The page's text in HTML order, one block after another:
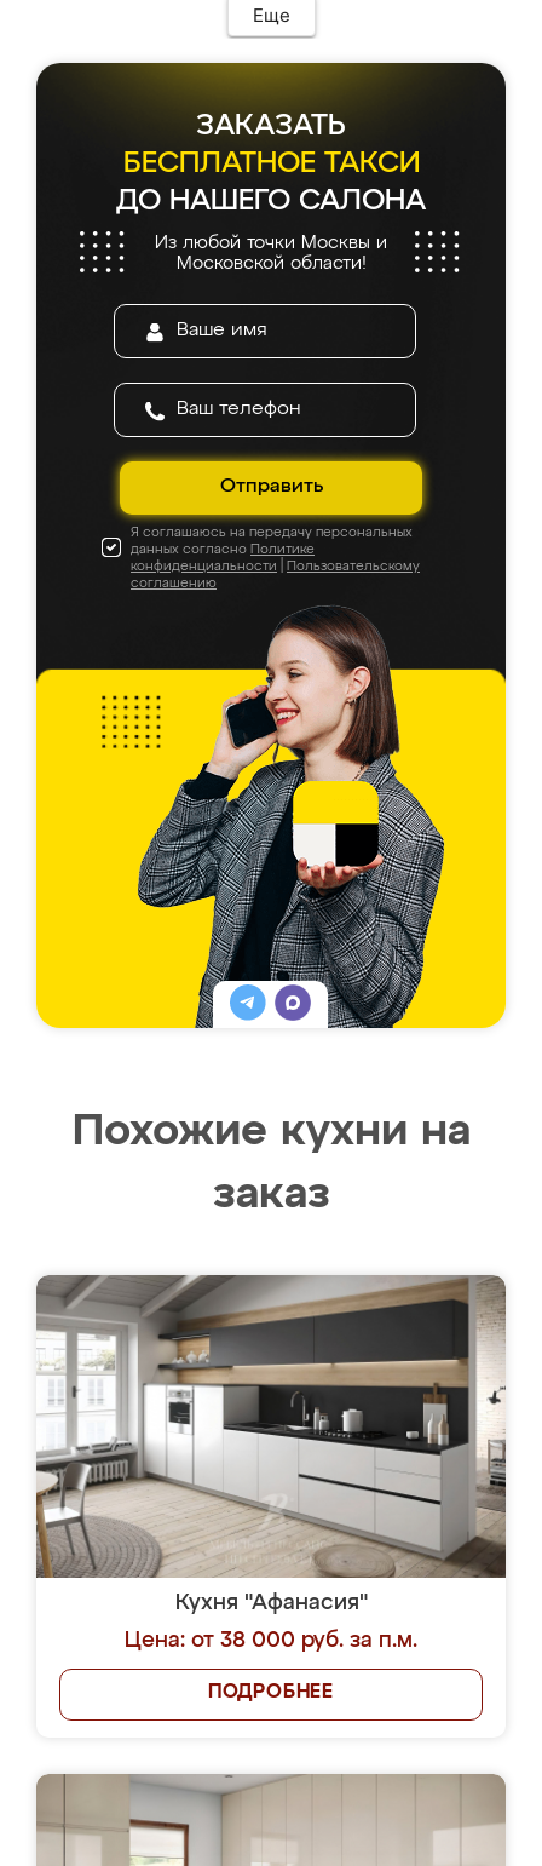
Еще
ЗАКАЗАТЬ
БЕСПЛАТНОЕ ТАКСИ
ДО НАШЕГО САЛОНА
Из любой точки Москвы и
Московской области!
Отправить
Я соглашаюсь на передачу персональных
данных согласно Политике
конфиденциальности
Пользовательскому
соглашению
Похожие кухни на
заказ
Кухня "Афанасия"
Цена: от 38 000 руб. за п.м.
ПОДРОБНЕЕ